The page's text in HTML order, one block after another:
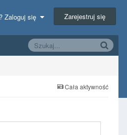
Zaloguj się Zarejestruj się
Cała aktywność